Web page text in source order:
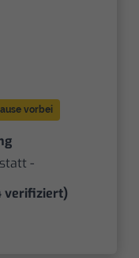
vorbei
-
verifiziert)